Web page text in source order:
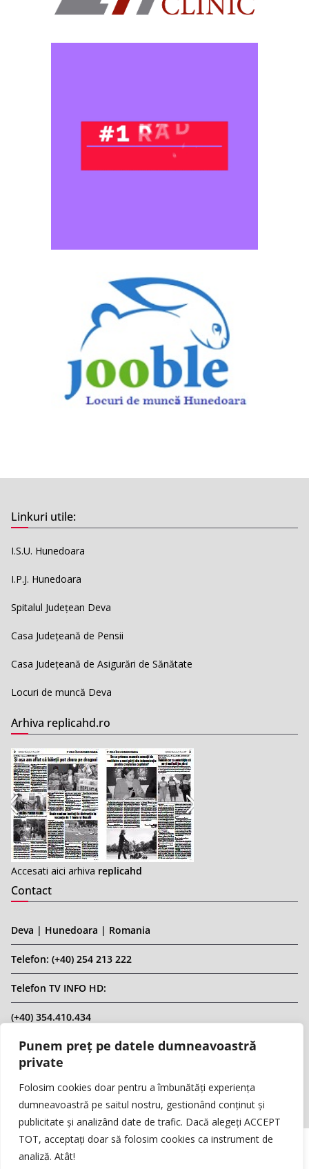
Punem preț pe datele dumneavoastră
private
Folosim cookies doar pentru a îmbunătăți experiența
dumneavoastră pe saitul nostru, gestionând conținut și
publicitate și analizând date de trafic. Dacă alegeți ACCEPT
TOT, acceptați doar să folosim cookies ca instrument de
analiză. Atât!
Linkuri utile:
I.S.U. Hunedoara
I.P.J. Hunedoara
Spitalul Județean Deva
Casa Județeană de Pensii
Casa Județeană de Asigurări de Sănătate
Locuri de muncă Deva
Arhiva replicahd.ro
Accesati aici arhiva replicahd
Contact
Deva | Hunedoara | Romania
Telefon: (+40) 254 213 222
Telefon TV INFO HD:
(+40) 354.410.434
Email: infohd20@gmail.com
Website: www.replicahd.ro